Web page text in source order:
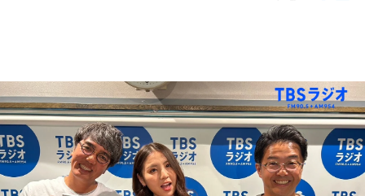
お知らせ
イベント・グッズ
YouTube
会社情報